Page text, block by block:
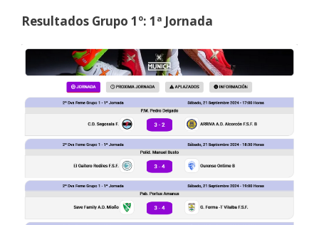
Resultados Grupo 1º: 1ª Jornada